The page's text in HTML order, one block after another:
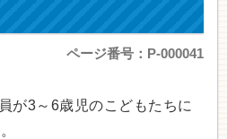
ページ番号：P-000041
が3～6歳児のこどもたちに